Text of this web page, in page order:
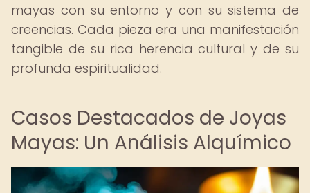
mayas con su entorno y con su sistema de
creencias. Cada pieza era una manifestación
tangible de su rica herencia cultural y de su
profunda espiritualidad.
Casos Destacados de Joyas
Mayas: Un Análisis Alquímico